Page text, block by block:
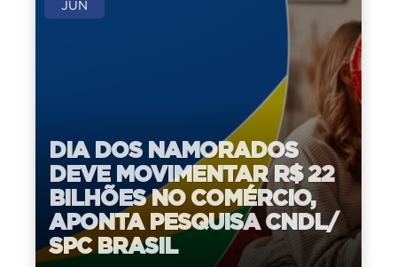
JUN
DIA DOS NAMORADOS
DEVE MOVIMENTAR R$ 22
BILHÕES NO COMÉRCIO,
APONTA PESQUISA CNDL/
SPC BRASIL